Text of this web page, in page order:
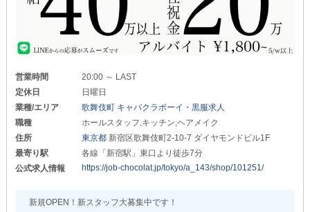
満足していただくために
様々な高待遇をご用意！
ここからは注目ポイントを
ご紹介していくので
ぜひ参考にしてください◎
＊トップクラスの稼ぎやすさ＊
幹部候補月給80万円～
『昇給・昇格』も随時行っているので
頑張り次第で圧倒的な高収入を
目指すことができます。
「本気で稼ぎたい気持ちがある」
という方は
当店は 『週休2日制』を採用しており
営業時間
20:00 ～ LAST
定休日
日曜日
業種/エリア
歌舞伎町 キャバクラボーイ・黒服求人
職種
ホールスタッフ,キッチン,ヘアメイク
住所
東京都 新宿区歌舞伎町2-10-7 ダイヤモンドビル1F
最寄り駅
各線「新宿駅」東口より徒歩7分
公式求人情報
https://job-chocolat.jp/tokyo/a_143/shop/101251/
新規OPEN！新スタッフ大募集中です！